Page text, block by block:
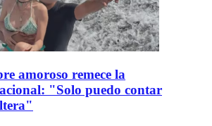
amoroso remece la
"Solo puedo contar